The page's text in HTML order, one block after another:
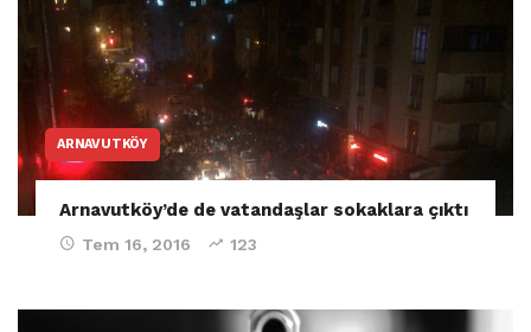
ARNAVUTKÖY
Arnavutköy’de de vatandaşlar sokaklara çıktı
Tem 16, 2016 123